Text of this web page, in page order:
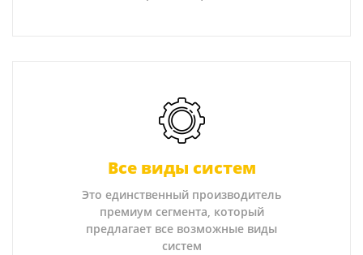
Все виды систем
Это единственный производитель
премиум сегмента, который
предлагает все возможные виды
систем